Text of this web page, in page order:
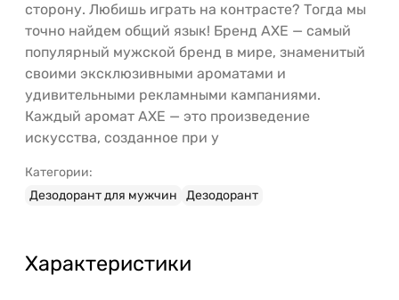
сторону. Любишь играть на контрасте? Тогда мы
точно найдем общий язык! Бренд AXE — самый
популярный мужской бренд в мире, знаменитый
своими эксклюзивными ароматами и
удивительными рекламными кампаниями.
Каждый аромат AXE — это произведение
искусства, созданное при у
Категории:
Дезодорант для мужчин
Дезодорант
Характеристики